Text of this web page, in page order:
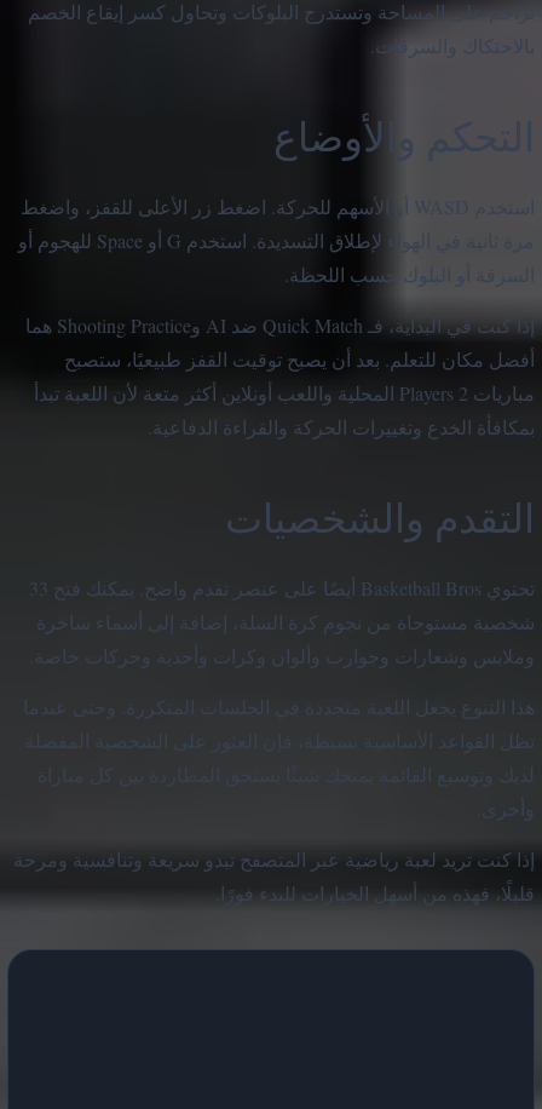
تزاحم على المساحة وتستدرج البلوكات وتحاول كسر إيقاع الخصم
بالاحتكاك والسرقات.
التحكم والأوضاع
استخدم WASD أو الأسهم للحركة. اضغط زر الأعلى للقفز، واضغط
مرة ثانية في الهواء لإطلاق التسديدة. استخدم G أو Space للهجوم أو
السرقة أو البلوك حسب اللحظة.
إذا كنت في البداية، فـ Quick Match ضد AI وShooting Practice هما
أفضل مكان للتعلم. بعد أن يصبح توقيت القفز طبيعيًا، ستصبح
مباريات 2 Players المحلية واللعب أونلاين أكثر متعة لأن اللعبة تبدأ
بمكافأة الخدع وتغييرات الحركة والقراءة الدفاعية.
التقدم والشخصيات
تحتوي Basketball Bros أيضًا على عنصر تقدم واضح. يمكنك فتح 33
شخصية مستوحاة من نجوم كرة السلة، إضافة إلى أسماء ساخرة
وملابس وشعارات وجوارب وألوان وكرات وأحذية وحركات خاصة.
هذا التنوع يجعل اللعبة متجددة في الجلسات المتكررة. وحتى عندما
تظل القواعد الأساسية بسيطة، فإن العثور على الشخصية المفضلة
لديك وتوسيع القائمة يمنحك شيئًا يستحق المطاردة بين كل مباراة
وأخرى.
إذا كنت تريد لعبة رياضية عبر المتصفح تبدو سريعة وتنافسية ومرحة
قليلًا، فهذه من أسهل الخيارات للبدء فورًا.